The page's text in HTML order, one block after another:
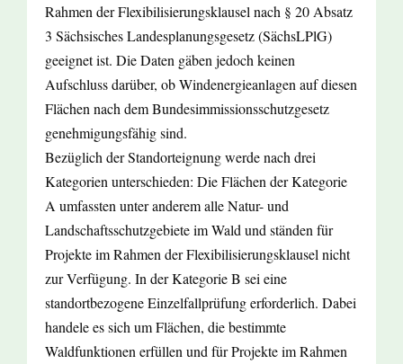
Rahmen der Flexibilisierungsklausel nach § 20 Absatz
3 Sächsisches Landesplanungsgesetz (SächsLPlG)
geeignet ist. Die Daten gäben jedoch keinen
Aufschluss darüber, ob Windenergieanlagen auf diesen
Flächen nach dem Bundesimmissionsschutzgesetz
genehmigungsfähig sind.
Bezüglich der Standorteignung werde nach drei
Kategorien unterschieden: Die Flächen der Kategorie
A umfassten unter anderem alle Natur- und
Landschaftsschutzgebiete im Wald und ständen für
Projekte im Rahmen der Flexibilisierungsklausel nicht
zur Verfügung. In der Kategorie B sei eine
standortbezogene Einzelfallprüfung erforderlich. Dabei
handele es sich um Flächen, die bestimmte
Waldfunktionen erfüllen und für Projekte im Rahmen